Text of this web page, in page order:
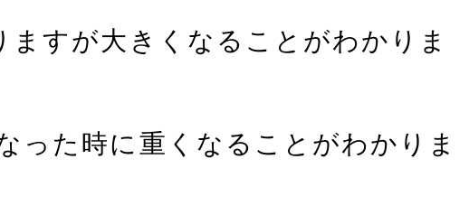
すが大きくなることがわかりま
った時に重くなることがわかりま